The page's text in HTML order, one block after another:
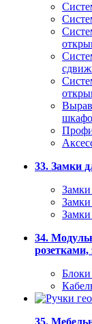
33. Замки
34.
розетками,
Блоки
35.